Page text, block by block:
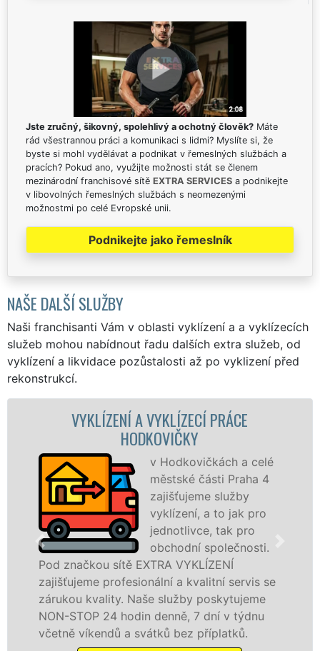
Jste zručný, šikovný, spolehlivý a ochotný člověk? Máte
rád všestrannou práci a komunikaci s lidmi? Myslíte si, že
byste si mohl vydělávat a podnikat v řemeslných službách a
pracích? Pokud ano, využijte možnosti stát se členem
mezinárodní franchisové sítě EXTRA SERVICES a podnikejte
v libovolných řemeslných službách s neomezenými
možnostmi po celé Evropské unii.
Podnikejte jako řemeslník
NAŠE DALŠÍ SLUŽBY
Naši franchisanti Vám v oblasti vyklízení a a vyklízecích
služeb mohou nabídnout řadu dalších extra služeb, od
vyklízení a likvidace pozůstalosti až po vyklizení před
rekonstrukcí.
A VYKLÍZECÍ PRÁCE
v Hodkovičkách a celé
městské části Praha 4
zajišťujeme služby
vyklízení, a to jak pro
jednotlivce, tak pro
obchodní společnosti.
EXTRA VYKLÍZENÍ
a kvalitní servis se
služby poskytujeme
denně, 7 dní v týdnu
svátků bez příplatků.
VYKLÍZECÍ
v Hodkovičkách
službu jak
osobám se
práce, a to NON-
Mám zájem o